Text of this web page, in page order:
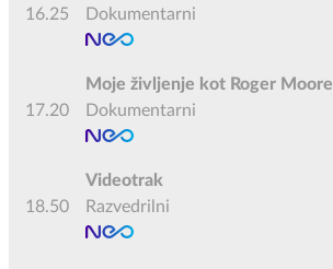
16.25
plesne korake
Dokumentarni
17.20
Moje življenje kot Roger Moore
Dokumentarni
18.50
Videotrak
Razvedrilni